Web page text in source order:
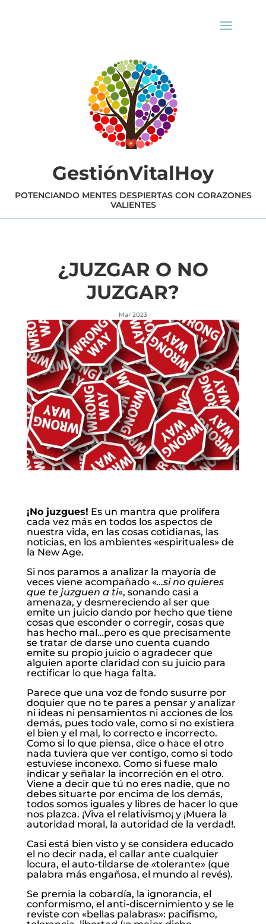
GestiónVitalHoy
POTENCIANDO MENTES DESPIERTAS CON CORAZONES
VALIENTES
¿JUZGAR O NO
JUZGAR?
Mar 2023
¡No juzgues! Es un mantra que prolifera
cada vez más en todos los aspectos de
nuestra vida, en las cosas cotidianas, las
noticias, en los ambientes «espirituales» de
la New Age.
Si nos paramos a analizar la mayoría de
veces viene acompañado «…si no quieres
que te juzguen a ti«, sonando casi a
amenaza, y desmereciendo al ser que
emite un juicio dando por hecho que tiene
cosas que esconder o corregir, cosas que
has hecho mal…pero es que precisamente
se tratar de darse uno cuenta cuando
emite su propio juicio o agradecer que
alguien aporte claridad con su juicio para
rectificar lo que haga falta.
Parece que una voz de fondo susurre por
doquier que no te pares a pensar y analizar
ni ideas ni pensamientos ni acciones de los
demás, pues todo vale, como si no existiera
el bien y el mal, lo correcto e incorrecto.
Como si lo que piensa, dice o hace el otro
nada tuviera que ver contigo, como si todo
estuviese inconexo. Como si fuese malo
indicar y señalar la incorreción en el otro.
Viene a decir que tú no eres nadie, que no
debes situarte por encima de los demás,
todos somos iguales y libres de hacer lo que
nos plazca. ¡Viva el relativismo¡ y ¡Muera la
autoridad moral, la autoridad de la verdad!.
Casi está bien visto y se considera educado
el no decir nada, el callar ante cualquier
locura, el auto-tildarse de «tolerante» (que
palabra más engañosa, el mundo al revés).
Se premia la cobardía, la ignorancia, el
conformismo, el anti-discernimiento y se le
reviste con «bellas palabras»: pacifismo,